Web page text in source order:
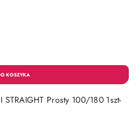
Prosty 100/180 1szt-